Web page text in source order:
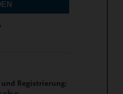
Registrierung: